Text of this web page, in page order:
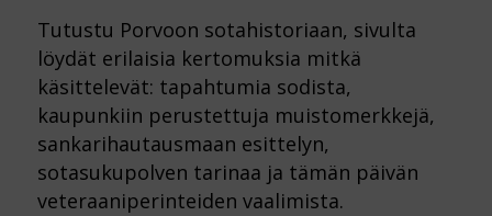
Tutustu Porvoon sotahistoriaan, sivulta
löydät erilaisia kertomuksia mitkä
käsittelevät: tapahtumia sodista,
kaupunkiin perustettuja muistomerkkejä,
sankarihautausmaan esittelyn,
sotasukupolven tarinaa ja tämän päivän
veteraaniperinteiden vaalimista.